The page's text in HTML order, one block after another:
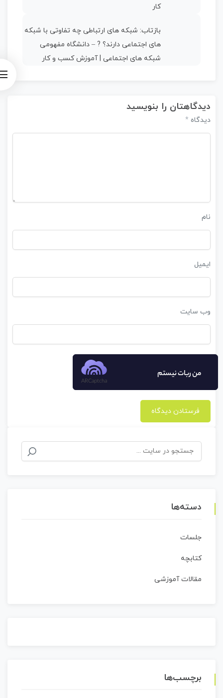
کار
بازتاب: شبکه های ارتباطی چه تفاوتی با شبکه
های اجتماعی دارند؟ ? – دانشگاه مفهومی
شبکه های اجتماعی | آموزش کسب و کار
دیدگاهتان را بنویسید
دیدگاه *
نام
ایمیل
وب‌ سایت
من ربات نیستم
ARCaptcha
جستجو
برای:
دسته‌ها
جلسات
کتابچه
مقالات آموزشی
برچسب‌ها